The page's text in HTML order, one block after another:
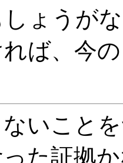
ょうが
ば、今
いこと
た証拠